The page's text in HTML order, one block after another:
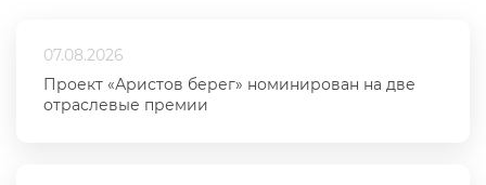
07.08.2026
Проект «Аристов берег» номинирован на две
отраслевые премии